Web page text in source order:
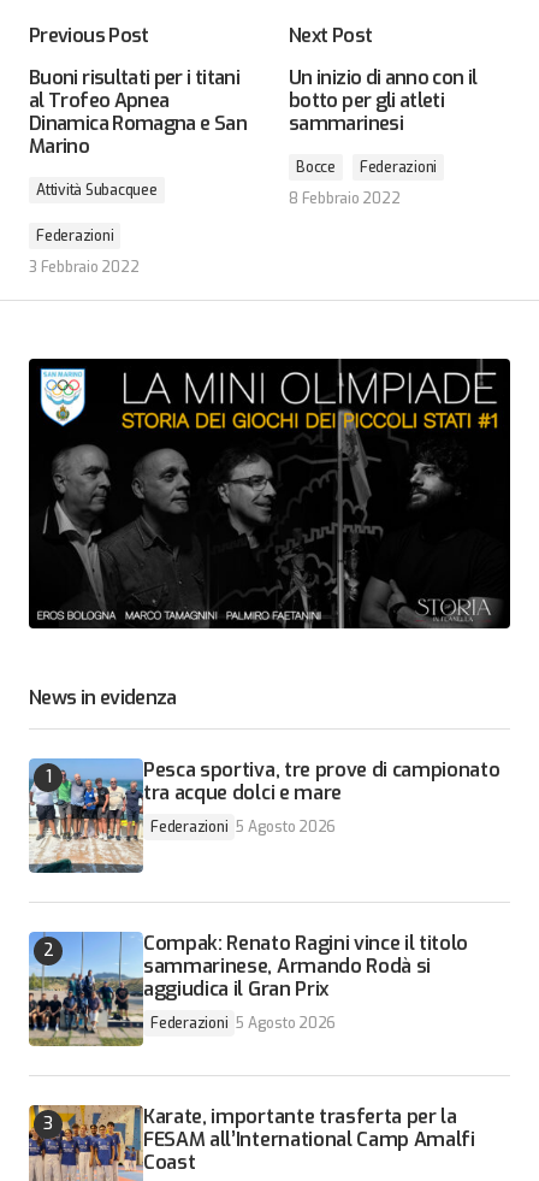
Previous Post
Buoni risultati per i titani
al Trofeo Apnea
Dinamica Romagna e San
Marino
Attività Subacquee
Federazioni
3 Febbraio 2022
Next Post
Un inizio di anno con il
botto per gli atleti
sammarinesi
Bocce
Federazioni
8 Febbraio 2022
News in evidenza
Pesca sportiva, tre prove di campionato
tra acque dolci e mare
Federazioni 5 Agosto 2026
Compak: Renato Ragini vince il titolo
sammarinese, Armando Rodà si
aggiudica il Gran Prix
Federazioni 5 Agosto 2026
Karate, importante trasferta per la
FESAM all’International Camp Amalfi
Coast